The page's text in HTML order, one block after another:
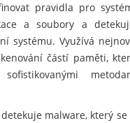
pravidla pro
a soubory a
systému. Využívá
částí paměti,
sofistikovanými
malware, který se